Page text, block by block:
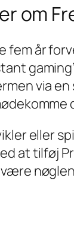
om
år
via
eller
at tilføj